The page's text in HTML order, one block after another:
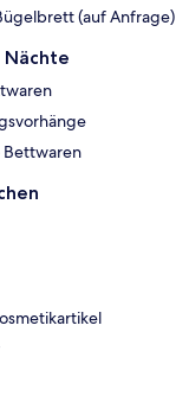
(auf Anfrage)
Nächte